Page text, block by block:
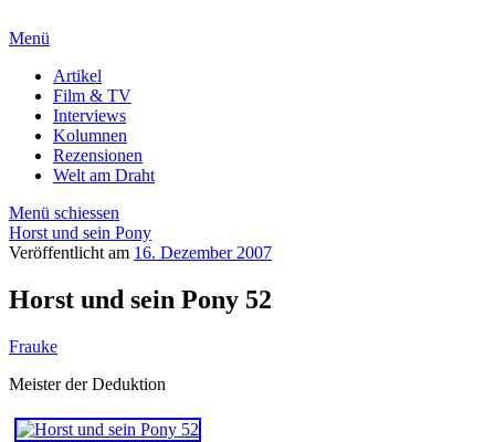
Menü
Artikel
Film & TV
Interviews
Kolumnen
Rezensionen
Welt am Draht
Menü schiessen
Horst und sein Pony
Veröffentlicht am 16. Dezember 2007
Horst und sein Pony 52
Frauke
Meister der Deduktion